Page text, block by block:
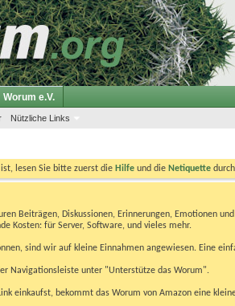
Nützliche Links
Worum e.V.
lesen Sie bitte zuerst die Hilfe und die Netiquette
Beiträgen, Diskussionen, Erinnerungen, Emotionen
Kosten: für Server, Software, und vieles mehr.
sind wir auf kleine Einnahmen angewiesen. Eine
Navigationsleiste unter "Unterstütze das Worum".
einkaufst, bekommt das Worum von Amazon eine